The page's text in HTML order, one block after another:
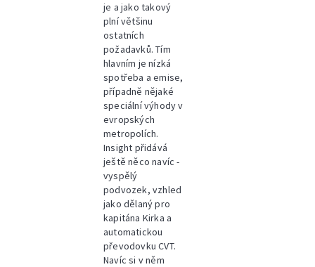
je a jako takový
plní většinu
ostatních
požadavků. Tím
hlavním je nízká
spotřeba a emise,
případně nějaké
speciální výhody v
evropských
metropolích.
Insight přidává
ještě něco navíc -
vyspělý
podvozek, vzhled
jako dělaný pro
kapitána Kirka a
automatickou
převodovku CVT.
Navíc si v něm